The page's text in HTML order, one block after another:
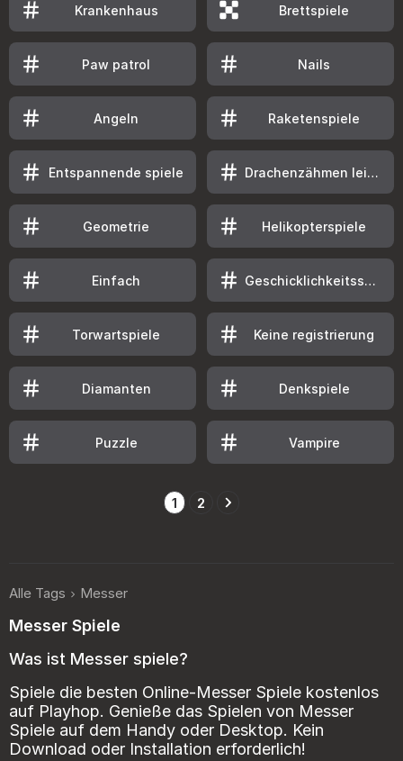
Krankenhaus Brettspiele
Paw patrol Nails
Angeln Raketenspiele
Entspannende spiele Drachenzähmen leicht gemacht
Geometrie Helikopterspiele
Einfach Geschicklichkeitsspiele
Torwartspiele Keine registrierung
Diamanten Denkspiele
Puzzle Vampire
1 2
Alle Tags Messer
Messer Spiele
Was ist Messer spiele?
Spiele die besten Online-Messer Spiele kostenlos
auf Playhop. Genieße das Spielen von Messer
Spiele auf dem Handy oder Desktop. Kein
Download oder Installation erforderlich!